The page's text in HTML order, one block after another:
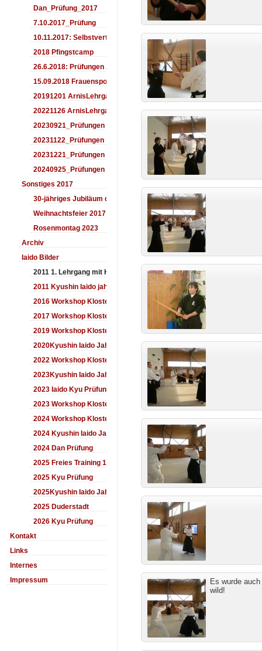
Es wurde
wild!
Dan_Prüfung_2017
7.10.2017_Prüfung
10.11.2017: Selbstverteidigung für Kinder
2018 Pfingstcamp
26.6.2018: Prüfungen Arnis
15.09.2018 Frauensporttag
20191201 ArnisLehrgang
20221126 ArnisLehrgang
20230921_Prüfungen
20231122_Prüfungen
20231221_Prüfungen
20240925_Prüfungen
Sonstiges 2017
30-jähriges Jubiläum des Aiki-Dojo's 2017
Weihnachtsfeier 2017
Rosenmontag 2023
Archiv
Iaido Bilder
2011 1. Lehrgang mit Headmaster Ralf Gumpfer
2011 Kyushin Iaido jahrestreffen
2016 Workshop Kloster Duderstadt
2017 Workshop Kloster Duderstadt
2019 Workshop Kloster Duderstadt
2020Kyushin Iaido Jahrestreffen
2022 Workshop Kloster Duderstadt
2023Kyushin Iaido Jahrestreffen
2023 Iaido Kyu Prüfung
2023 Workshop Kloster Duderstadt
2024 Workshop Kloster Duderstadt
2024 Kyushin Iaido Jahrestreffen
2024 Dan Prüfung
2025 Freies Training 17:00-18:00 Uhr
2025 Kyu Prüfung
2025Kyushin Iaido Jahrestreffen
2025 Duderstadt
2026 Kyu Prüfung
Kontakt
Links
Internes
Impressum